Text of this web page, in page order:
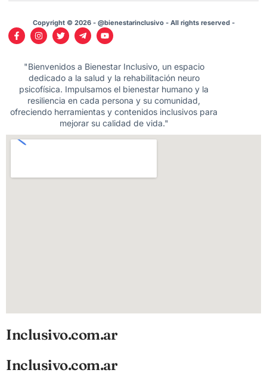
Copyright © 2026 - @bienestarinclusivo - All rights reserved -
"Bienvenidos a Bienestar Inclusivo, un espacio
dedicado a la salud y la rehabilitación neuro
psicofísica. Impulsamos el bienestar humano y la
resiliencia en cada persona y su comunidad,
ofreciendo herramientas y contenidos inclusivos para
mejorar su calidad de vida."
Inclusivo.com.ar
Inclusivo.com.ar